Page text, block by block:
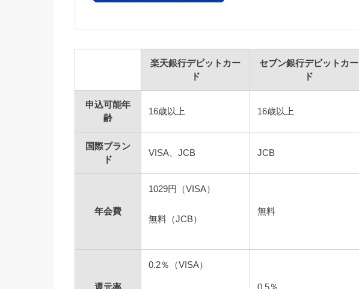
楽天銀行デビットカー
ド
セブン銀行デビットカー
ド
申込可能年
齢
16歳以上 16歳以上
国際ブラン
ド
VISA、JCB JCB
年会費
1029円（VISA）
無料（JCB）
無料
還元率
0.2％（VISA）
0.5％